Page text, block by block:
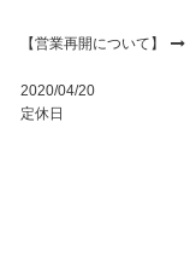
【営業再開について】
2020/04/20
定休日